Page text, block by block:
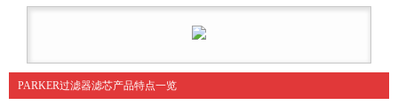
PARKER过滤器滤芯产品特点一览